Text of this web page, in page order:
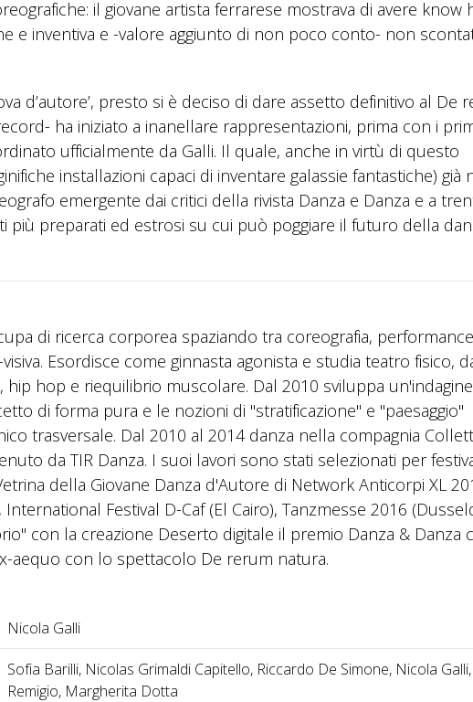
il giovane artista ferrarese mostrava di avere know
e inventiva e -valore aggiunto di non poco conto- non
d’autore’, presto si è deciso di dare assetto definitivo al De
ha iniziato a inanellare rappresentazioni, prima con i
ufficialmente da Galli. Il quale, anche in virtù di questo
installazioni capaci di inventare galassie fantastiche) già
emergente dai critici della rivista Danza e Danza e a
più preparati ed estrosi su cui può poggiare il futuro della
di ricerca corporea spaziando tra coreografia,
Esordisce come ginnasta agonista e studia teatro fisico,
hop e riequilibrio muscolare. Dal 2010 sviluppa un'indagine
di forma pura e le nozioni di "stratificazione" e "paesaggio"
trasversale. Dal 2010 al 2014 danza nella compagnia
da TIR Danza. I suoi lavori sono stati selezionati per
della Giovane Danza d'Autore di Network Anticorpi XL
Festival D-Caf (El Cairo), Tanzmesse 2016
con la creazione Deserto digitale il premio Danza & Danza
aequo con lo spettacolo De rerum natura.
Nicola Galli
Sofia Barilli, Nicolas Grimaldi Capitello, Riccardo De Simone, Nicola Galli,
Remigio, Margherita Dotta